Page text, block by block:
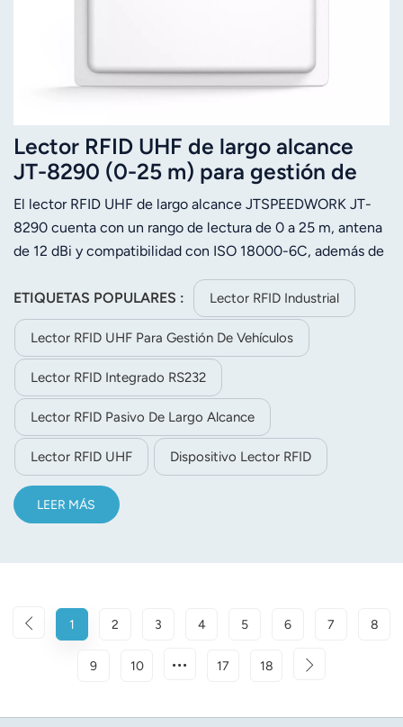
Lector RFID UHF de largo alcance
JT-8290 (0-25 m) para gestión de
vehículos.
El lector RFID UHF de largo alcance JTSPEEDWORK JT-
8290 cuenta con un rango de lectura de 0 a 25 m, antena
de 12 dBi y compatibilidad con ISO 18000-6C, además de
en la gestión de vehículos, logística, aduanas y fabricación
gracias a su lectura estable de etiquetas individuales.
ETIQUETAS POPULARES : Lector RFID Industrial
Lector RFID UHF Para Gestión De Vehículos
Lector RFID Integrado RS232
Lector RFID Pasivo De Largo Alcance
Lector RFID UHF Dispositivo Lector RFID
LEER MÁS
1 2 3 4 5 6 7 8
9 10 17 18